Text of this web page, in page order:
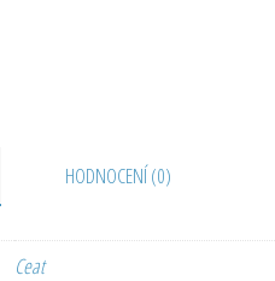
HODNOCENÍ (0)
Ceat